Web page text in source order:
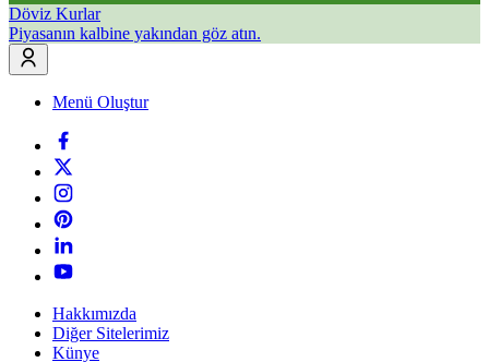
Döviz Kurlar
Piyasanın kalbine yakından göz atın.
Menü Oluştur
Hakkımızda
Diğer Sitelerimiz
Künye